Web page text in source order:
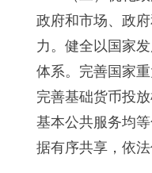
政府和市场、政
力。健全以国家
体系。完善国家
完善基础货币投
基本公共服务均
据有序共享，依法